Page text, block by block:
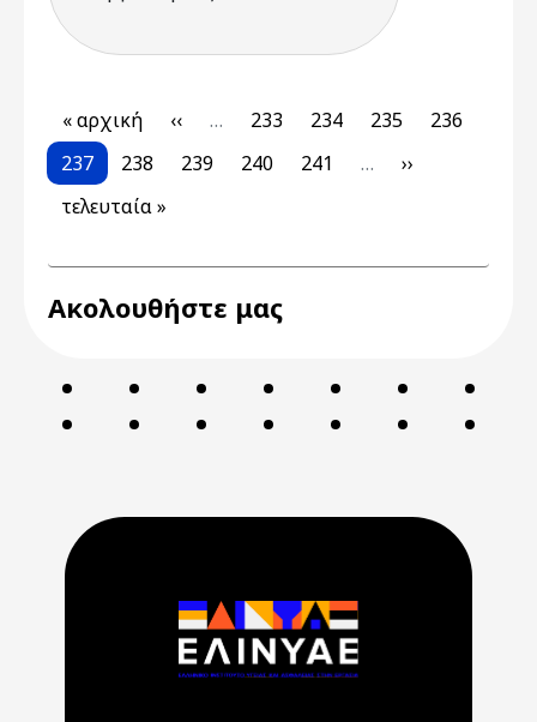
First page
« αρχική Previous page
‹‹ … Page
233 Page
234 Page
235 Page
236
Current page
237 Page
238 Page
239 Page
240 Page
241 … Next page
››
Last page
τελευταία »
Ακολουθήστε μας